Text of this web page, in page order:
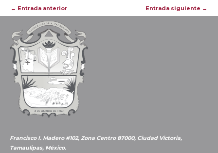
Navegación
de
entradas
← Entrada anterior Entrada siguiente →
Francisco I. Madero #102, Zona Centro 87000, Ciudad Victoria,
Tamaulipas, México.